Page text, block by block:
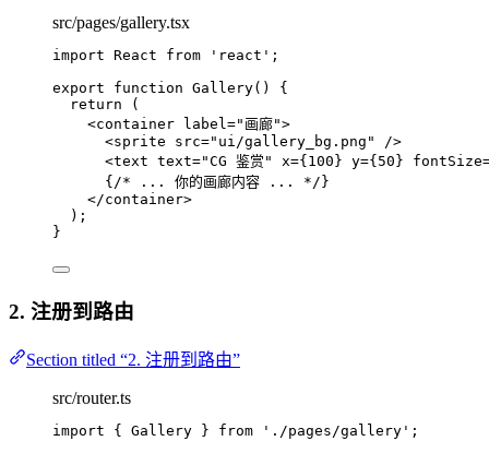
src/pages/gallery.tsx
import React from ' react ' ;
export
function Gallery()
{
return (
<container label=" 画廊">
<sprite src=" ui/gallery_bg.png "
/>
<text text="CG 鉴赏 " x={ 100 } y={ 50 } fontSize
{ /* ... 你的画廊内容 ... */ }
</container>
);
}
2. 注册到路由
Section titled “2. 注册到路由”
src/router.ts
import { Gallery } from ' ./pages/gallery ' ;